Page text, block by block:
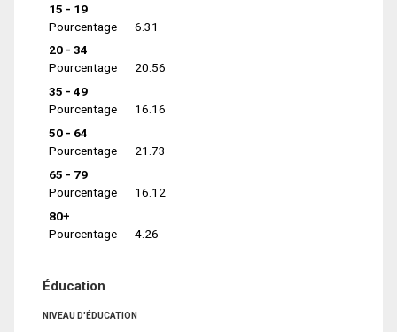
15 - 19
Pourcentage
6.31
20 - 34
Pourcentage
20.56
35 - 49
Pourcentage
16.16
50 - 64
Pourcentage
21.73
65 - 79
Pourcentage
16.12
80+
Pourcentage
4.26
Éducation
NIVEAU D'ÉDUCATION